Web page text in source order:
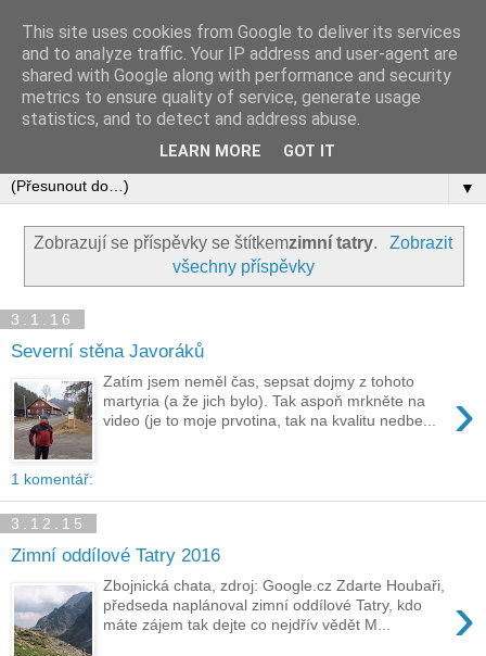
▼
Zobrazují se příspěvky se štítkemzimní tatry.
Zobrazit
všechny příspěvky
3.1.16
Severní stěna Javoráků
›
Zatím jsem neměl čas, sepsat dojmy z tohoto
martyria (a že jich bylo). Tak aspoň mrkněte na
video (je to moje prvotina, tak na kvalitu nedbe...
1 komentář:
3.12.15
Zimní oddílové Tatry 2016
›
Zbojnická chata, zdroj: Google.cz Zdarte Houbaři,
předseda naplánoval zimní oddílové Tatry, kdo
máte zájem tak dejte co nejdřív vědět M...
This site uses cookies from Google to deliver its services
and to analyze traffic. Your IP address and user-agent are
shared with Google along with performance and security
metrics to ensure quality of service, generate usage
statistics, and to detect and address abuse.
LEARN MORE GOT IT